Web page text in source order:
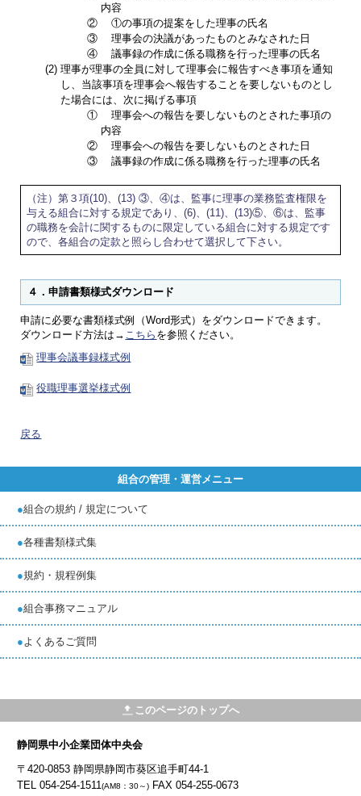
内容
②
①の事項の提案をした理事の氏名
③
理事会の決議があったものとみなされた日
④
議事録の作成に係る職務を行った理事の氏名
(2) 理事が理事の全員に対して理事会に報告すべき事項を通知
し、当該事項を理事会へ報告することを要しないものとし
た場合には、次に掲げる事項
①
理事会への報告を要しないものとされた事項の
内容
②
理事会への報告を要しないものとされた日
③
議事録の作成に係る職務を行った理事の氏名
（注）第３項(10)、(13) ③、④は、監事に理事の業務監査権限を
与える組合に対する規定であり、(6)、(11)、(13)⑤、⑥は、監事
の職務を会計に関するものに限定している組合に対する規定です
ので、各組合の定款と照らし合わせて選択して下さい。
４．申請書類様式ダウンロード
申請に必要な書類様式例（Word形式）をダウンロードできます。
ダウンロード方法は→ こちら を参照ください。
理事会議事録様式例
役職理事選挙様式例
戻る
組合の管理・運営メニュー
●組合の規約 / 規定について
●各種書類様式集
●規約・規程例集
●組合事務マニュアル
● よくあるご質問
このページのトップへ
静岡県中小企業団体中央会
〒420-0853 静岡県静岡市葵区追手町44-1
TEL 054-254-1511(AM8：30～) FAX 054-255-0673